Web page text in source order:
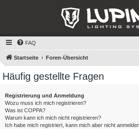
FAQ
Startseite Foren-Übersicht
Häufig gestellte Fragen
Registrierung und Anmeldung
Wozu muss ich mich registrieren?
Was ist COPPA?
Warum kann ich mich nicht registrieren?
Ich habe mich registriert, kann mich aber nicht